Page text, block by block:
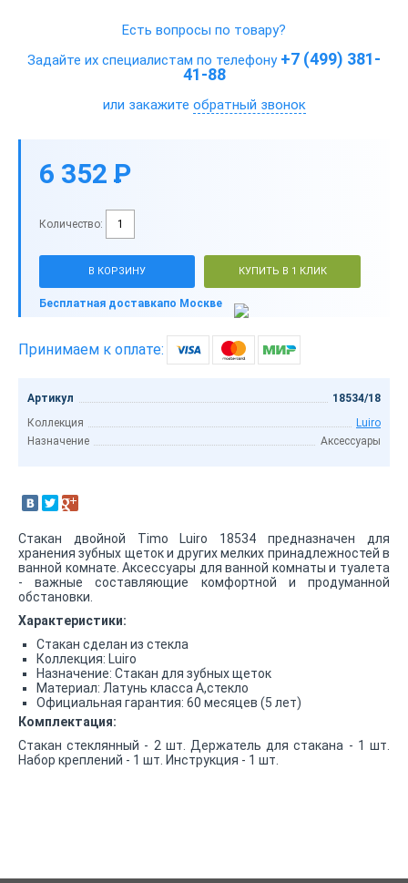
Есть вопросы по товару?
Задайте их специалистам по телефону +7 (499) 381-
41-88
или закажите обратный звонок
6 352 P
-
Количество:
В КОРЗИНУ КУПИТЬ В 1 КЛИК
Бесплатная доставкапо Москве
Принимаем к оплате:
Артикул
18534/18
Коллекция
Luiro
Назначение
Аксессуары
Стакан двойной Timo Luiro 18534 предназначен для
хранения зубных щеток и других мелких принадлежностей в
ванной комнате. Аксессуары для ванной комнаты и туалета
- важные составляющие комфортной и продуманной
обстановки.
Характеристики:
Стакан сделан из стекла
Коллекция: Luiro
Назначение: Стакан для зубных щеток
Материал: Латунь класса А,стекло
Официальная гарантия: 60 месяцев (5 лет)
Комплектация:
Стакан стеклянный - 2 шт. Держатель для стакана - 1 шт.
Набор креплений - 1 шт. Инструкция - 1 шт.